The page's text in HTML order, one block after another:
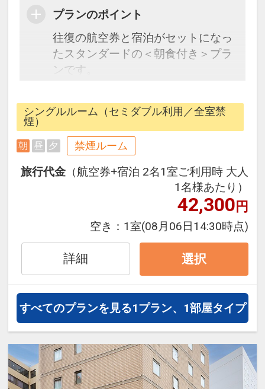
プランのポイント
往復の航空券と宿泊がセットになっ
たスタンダードの＜朝食付き＞プラ
ンです。
できるダイナミックパッケージだか
ら、一都市滞在はもちろん周遊旅行
にも最適！
旅行期間中の1泊だけの宿泊や延
泊・飛び泊なども自由自在です。
JALマイレージ会員の方にはフライ
トマイルが50%貯まります。
■送迎のご案内
ホテルから福岡空港国内線の南乗降
場まで無料の送迎車をご利用いただ
けます。
要事前予約となりますので、詳しく
は直接ホテルへお問い合わせくださ
い。
シングルルーム（セミダブル利用／全室禁
煙）
朝 昼 夕 禁煙ルーム
旅行代金 （航空券+宿泊 2名1室ご利用時 大人
1名様あたり）
42,300円
空き： 1室(08月06日14:30時点)
詳細 選択
すべてのプランを見る1プラン、1部屋タイプ